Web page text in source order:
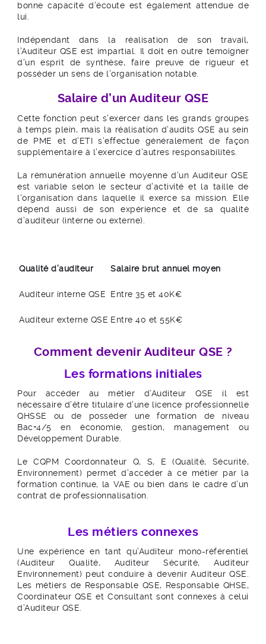
bonne capacité d’écoute est également attendue de
lui.
Indépendant dans la réalisation de son travail,
l’Auditeur QSE est impartial. Il doit en outre témoigner
d’un esprit de synthèse, faire preuve de rigueur et
posséder un sens de l’organisation notable.
Salaire d’un Auditeur QSE
Cette fonction peut s’exercer dans les grands groupes
à temps plein, mais la réalisation d’audits QSE au sein
de PME et d’ETI s’effectue généralement de façon
supplémentaire à l’exercice d’autres responsabilités.
La rémunération annuelle moyenne d’un Auditeur QSE
est variable selon le secteur d’activité et la taille de
l’organisation dans laquelle il exerce sa mission. Elle
dépend aussi de son expérience et de sa qualité
d’auditeur (interne ou externe).
Qualité d’auditeur Salaire brut annuel moyen
Auditeur interne QSE Entre 35 et 40K€
Auditeur externe QSE Entre 40 et 55K€
Comment devenir Auditeur QSE ?
Les formations initiales
Pour accéder au métier d’Auditeur QSE il est
nécessaire d’être titulaire d’une licence professionnelle
QHSSE ou de posséder une formation de niveau
Bac+4/5 en économie, gestion, management ou
Développement Durable.
Le CQPM Coordonnateur Q, S, E (Qualité, Sécurité,
Environnement) permet d’accéder à ce métier par la
formation continue, la VAE ou bien dans le cadre d’un
contrat de professionnalisation.
Les métiers connexes
Une expérience en tant qu’Auditeur mono-référentiel
(Auditeur Qualité, Auditeur Sécurité, Auditeur
Environnement) peut conduire à devenir Auditeur QSE.
Les métiers de Responsable QSE, Responsable QHSE,
Coordinateur QSE et Consultant sont connexes à celui
d’Auditeur QSE.